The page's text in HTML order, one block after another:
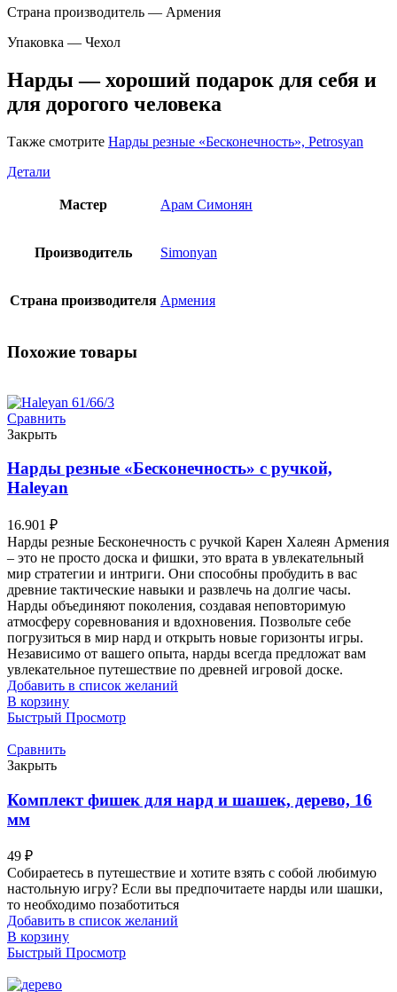
Страна производитель — Армения
Упаковка — Чехол
Нарды — хороший подарок для себя и
для дорогого человека
Также смотрите Нарды резные «Бесконечность», Petrosyan
Детали
Мастер Арам Симонян
Производитель Simonyan
Страна производителя Армения
Похожие товары
Сравнить
Закрыть
Нарды резные «Бесконечность» с ручкой,
Haleyan
16.901 ₽
Нарды резные Бесконечность с ручкой Карен Халеян Армения
– это не просто доска и фишки, это врата в увлекательный
мир стратегии и интриги. Они способны пробудить в вас
древние тактические навыки и развлечь на долгие часы.
Нарды объединяют поколения, создавая неповторимую
атмосферу соревнования и вдохновения. Позвольте себе
погрузиться в мир нард и открыть новые горизонты игры.
Независимо от вашего опыта, нарды всегда предложат вам
увлекательное путешествие по древней игровой доске.
Добавить в список желаний
В корзину
Быстрый Просмотр
Сравнить
Закрыть
Комплект фишек для нард и шашек, дерево, 16
мм
49 ₽
Собираетесь в путешествие и хотите взять с собой любимую
настольную игру? Если вы предпочитаете нарды или шашки,
то необходимо позаботиться
Добавить в список желаний
В корзину
Быстрый Просмотр